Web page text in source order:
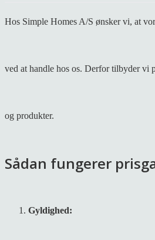
Hos Simple Homes A/S ønsker vi, at
ved at handle hos os. Derfor tilbyder vi
og produkter.
Sådan fungerer
Gyldighed: